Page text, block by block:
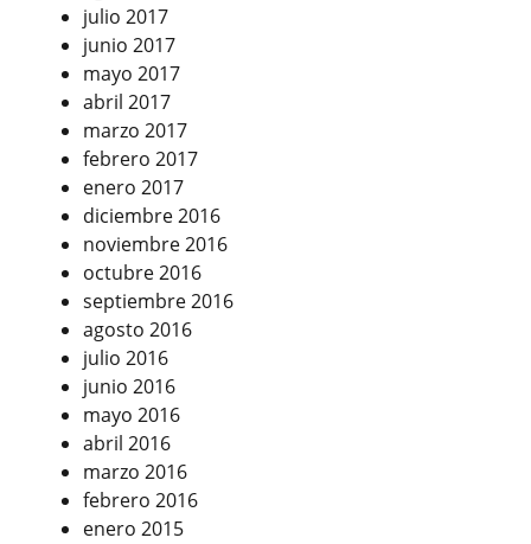
julio 2017
junio 2017
mayo 2017
abril 2017
marzo 2017
febrero 2017
enero 2017
diciembre 2016
noviembre 2016
octubre 2016
septiembre 2016
agosto 2016
julio 2016
junio 2016
mayo 2016
abril 2016
marzo 2016
febrero 2016
enero 2015